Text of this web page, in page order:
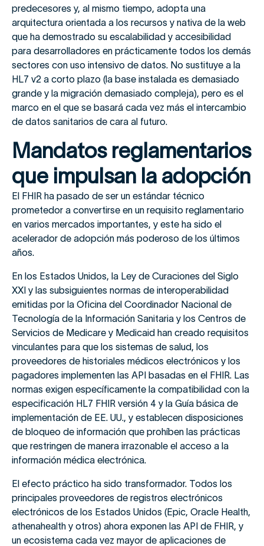
predecesores y, al mismo tiempo, adopta una
arquitectura orientada a los recursos y nativa de la web
que ha demostrado su escalabilidad y accesibilidad
para desarrolladores en prácticamente todos los demás
sectores con uso intensivo de datos. No sustituye a la
HL7 v2 a corto plazo (la base instalada es demasiado
grande y la migración demasiado compleja), pero es el
marco en el que se basará cada vez más el intercambio
de datos sanitarios de cara al futuro.
Mandatos reglamentarios
que impulsan la adopción
El FHIR ha pasado de ser un estándar técnico
prometedor a convertirse en un requisito reglamentario
en varios mercados importantes, y este ha sido el
acelerador de adopción más poderoso de los últimos
años.
En los Estados Unidos, la Ley de Curaciones del Siglo
XXI y las subsiguientes normas de interoperabilidad
emitidas por la Oficina del Coordinador Nacional de
Tecnología de la Información Sanitaria y los Centros de
Servicios de Medicare y Medicaid han creado requisitos
vinculantes para que los sistemas de salud, los
proveedores de historiales médicos electrónicos y los
pagadores implementen las API basadas en el FHIR. Las
normas exigen específicamente la compatibilidad con la
especificación HL7 FHIR versión 4 y la Guía básica de
implementación de EE. UU., y establecen disposiciones
de bloqueo de información que prohíben las prácticas
que restringen de manera irrazonable el acceso a la
información médica electrónica.
El efecto práctico ha sido transformador. Todos los
principales proveedores de registros electrónicos
electrónicos de los Estados Unidos (Epic, Oracle Health,
athenahealth y otros) ahora exponen las API de FHIR, y
un ecosistema cada vez mayor de aplicaciones de